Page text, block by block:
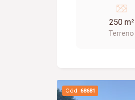
250 m²
Terreno
Cód. 68681